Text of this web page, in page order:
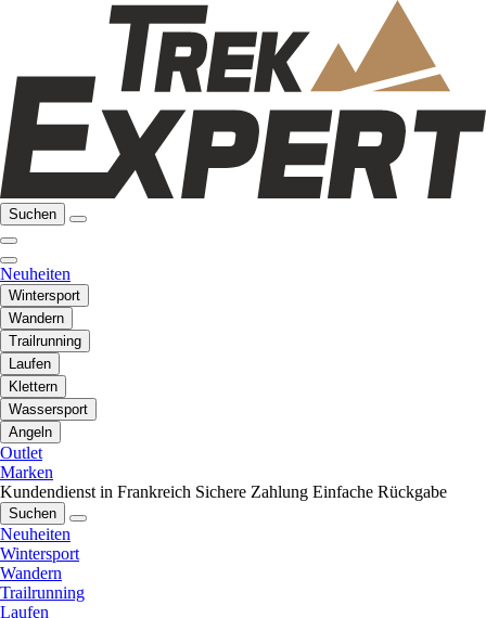
Suchen
Neuheiten
Wintersport
Wandern
Trailrunning
Laufen
Klettern
Wassersport
Angeln
Outlet
Marken
Kundendienst in Frankreich Sichere Zahlung Einfache Rückgabe
Suchen
Neuheiten
Wintersport
Wandern
Trailrunning
Laufen